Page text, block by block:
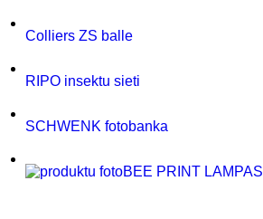
Colliers ZS balle
RIPO insektu sieti
SCHWENK fotobanka
BEE PRINT LAMPAS